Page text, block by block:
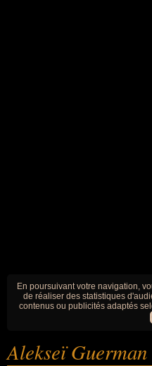
En poursuivant votre navigation,
de réaliser des statistiques
contenus ou publicités adaptés
Alekseï Guerman